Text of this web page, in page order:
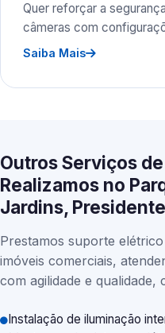
Quer reforçar a
câmeras com
Saiba Mais
Outros Serviços
Realizamos no
Jardins,
Prestamos suporte
imóveis comerciais,
com agilidade e qualidade,
Instalação de iluminação